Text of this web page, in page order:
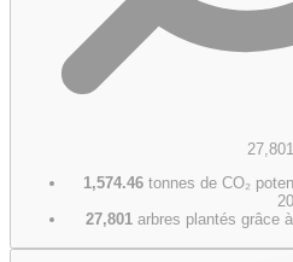
27,801
1,574.46tonnes de CO₂
27,801 arbres plantés grâce